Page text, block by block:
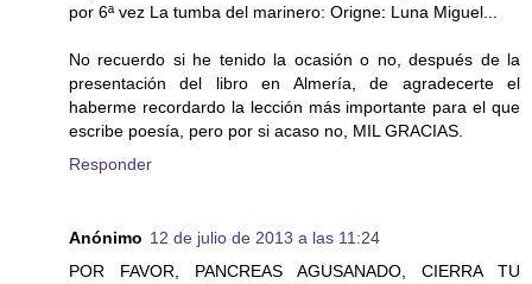
por 6ª vez La tumba del marinero: Origne: Luna Miguel...
No recuerdo si he tenido la ocasión o no, después de la
presentación del libro en Almería, de agradecerte el
haberme recordardo la lección más importante para el que
escribe poesía, pero por si acaso no, MIL GRACIAS.
Responder
Anónimo 12 de julio de 2013 a las 11:24
POR FAVOR, PANCREAS AGUSANADO, CIERRA TU